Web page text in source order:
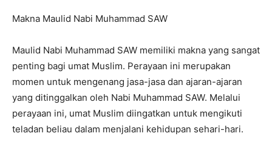
Makna Maulid Nabi Muhammad SAW
Maulid Nabi Muhammad SAW memiliki makna yang sangat
penting bagi umat Muslim. Perayaan ini merupakan
momen untuk mengenang jasa-jasa dan ajaran-ajaran
yang ditinggalkan oleh Nabi Muhammad SAW. Melalui
perayaan ini, umat Muslim diingatkan untuk mengikuti
teladan beliau dalam menjalani kehidupan sehari-hari.